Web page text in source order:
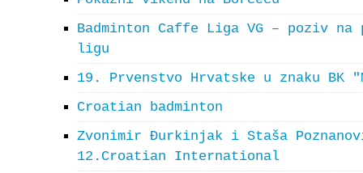
Badminton Caffe Liga VG – poziv na
ligu
19. Prvenstvo Hrvatske u znaku BK
Croatian badminton
Zvonimir Đurkinjak i Staša
12.Croatian International